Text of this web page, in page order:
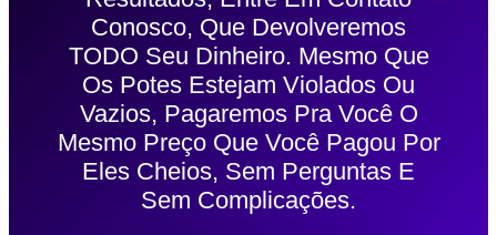
Conosco, Que Devolveremos
TODO Seu Dinheiro. Mesmo Que
Os Potes Estejam Violados Ou
Vazios, Pagaremos Pra Você O
Mesmo Preço Que Você Pagou Por
Eles Cheios, Sem Perguntas E
Sem Complicações.